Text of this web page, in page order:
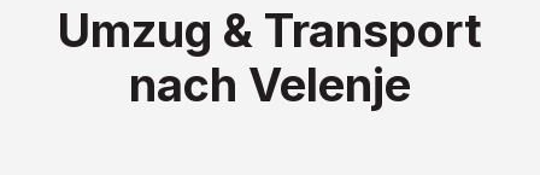
Umzug & Transport
nach Velenje